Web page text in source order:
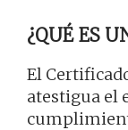
¿QUÉ ES
El
atestigua el